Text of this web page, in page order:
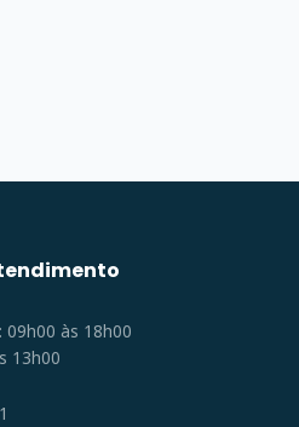
09h00 às 18h00
13h00